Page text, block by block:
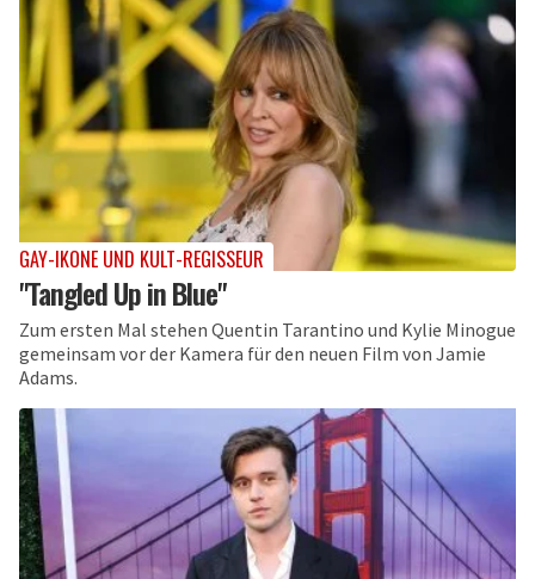
GAY-IKONE UND KULT-REGISSEUR
"Tangled Up in Blue"
Zum ersten Mal stehen Quentin Tarantino und Kylie Minogue
gemeinsam vor der Kamera für den neuen Film von Jamie
Adams.